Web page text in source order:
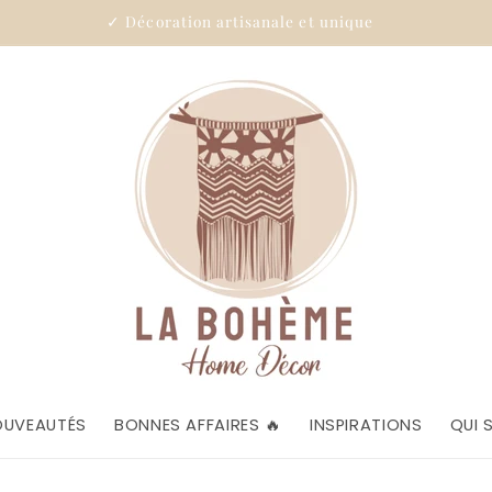
✓ Décoration artisanale et unique
BONNES AFFAIRES 🔥 INSPIRATIONS QUI